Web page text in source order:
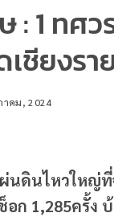
: 1 ทศ
ชียงรา
คม, 2024
นดินไหวใหญ่ที่
ก 1,285ครั้ง